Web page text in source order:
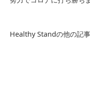
Healthy Standの他の記